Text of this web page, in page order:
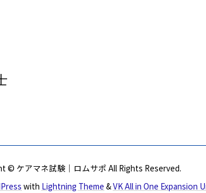
© ケアマネ試験｜ロムサポ All Rights Reserved.
with Lightning Theme &VK All in One Expansion